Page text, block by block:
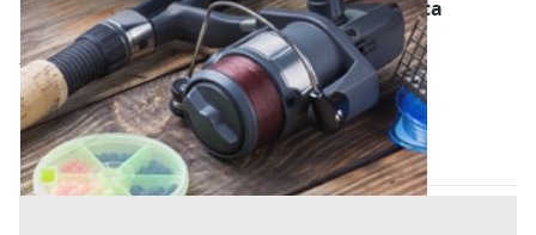
Macchinari per l'agricoltura, Foreste e Pesca
all'asta a Montone
Montone (Perugia)
1.040 €
Codice asta:fd9bc1fd
18/09/2026